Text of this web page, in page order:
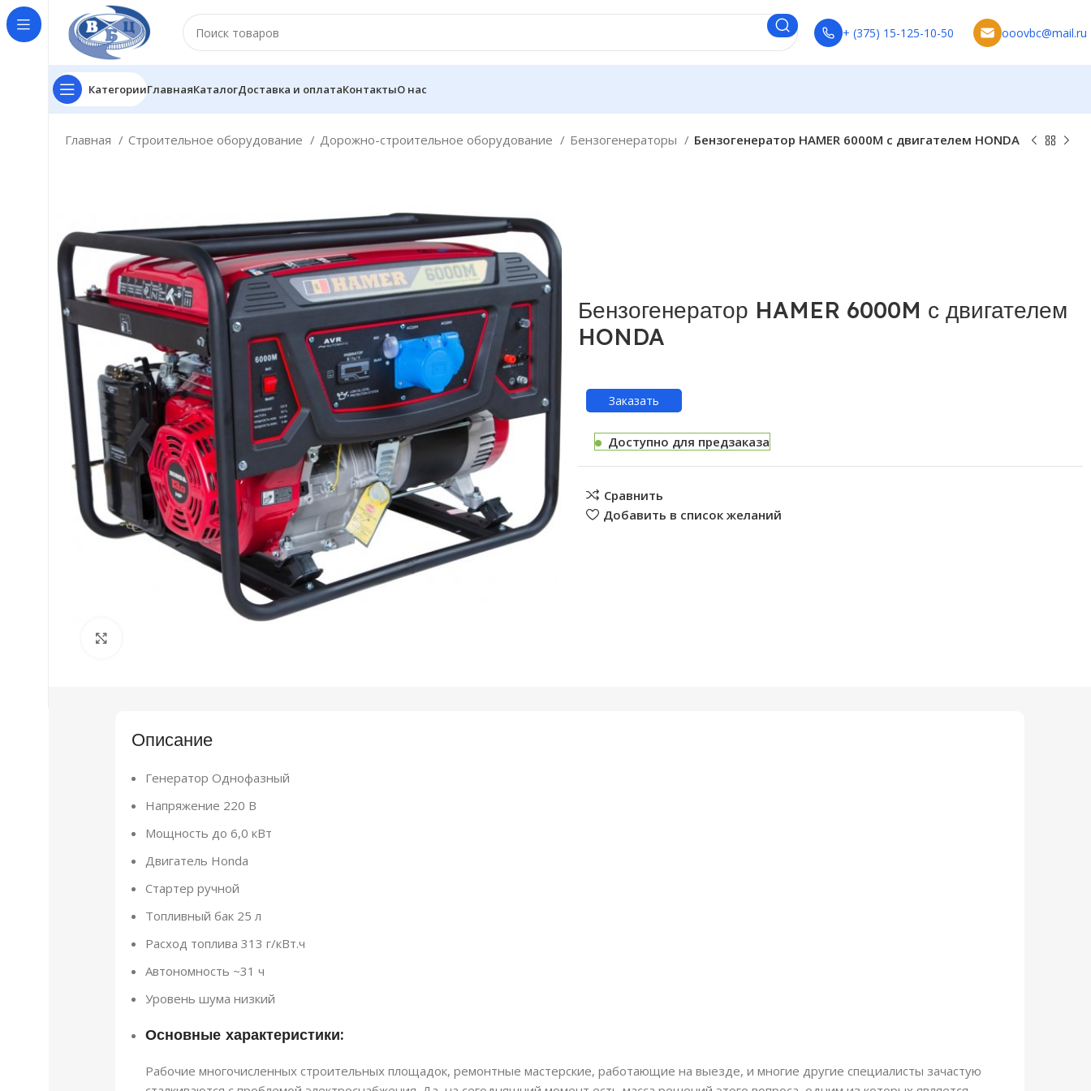
+ (375) 15-125-10-50 ooovbc@mail.ru
КатегорииГлавнаяКаталогДоставка и оплатаКонтактыО нас
Главная Строительное оборудование Дорожно-строительное оборудование Бензогенераторы Бензогенератор HAMER 6000M с двигателем HONDA
Бензогенератор HAMER 6000M с двигателем
HONDA
Заказать
Доступно для предзаказа
Сравнить
Добавить в список желаний
Описание
Генератор Однофазный
Напряжение 220 В
Мощность до 6,0 кВт
Двигатель Honda
Стартер ручной
Топливный бак 25 л
Расход топлива 313 г/кВт.ч
Автономность ~31 ч
Уровень шума низкий
Основные характеристики:
Рабочие многочисленных строительных площадок, ремонтные мастерские, работающие на выезде, и многие другие специалисты зачастую